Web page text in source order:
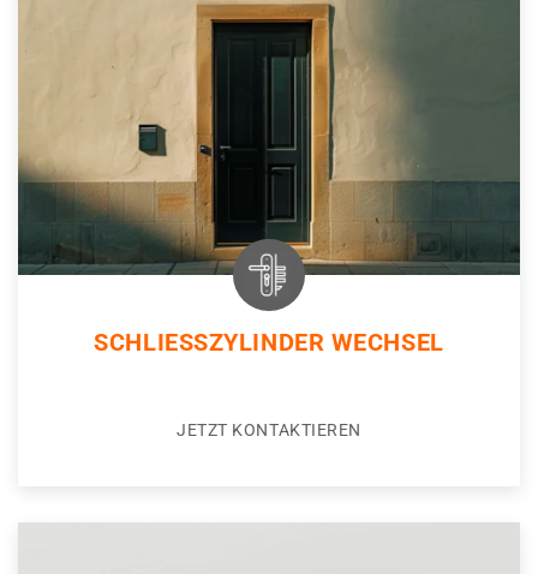
SCHLIESSZYLINDER WECHSEL
JETZT KONTAKTIEREN